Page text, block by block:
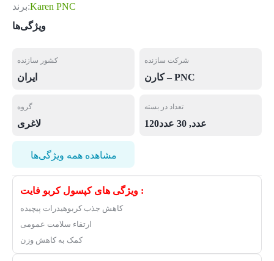
برند:Karen PNC
ویژگی‌ها
کشور سازنده
ایران
شرکت سازنده
کارن – PNC
گروه
لاغری
تعداد در بسته
120عدد, 30 عدد
مشاهده همه ویژگی‌ها
ویژگی های کپسول کربو فایت :
کاهش جذب کربوهیدرات پیچیده
ارتقاء سلامت عمومی
کمک به کاهش وزن